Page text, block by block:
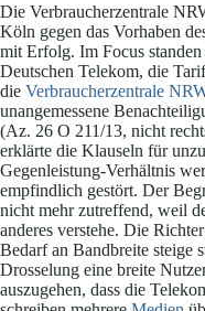
Die Verbraucherzentrale
Köln gegen das Vorhaben
mit Erfolg. Im Focus
Deutschen Telekom, die
die Verbraucherzentrale
unangemessene
(Az. 26 O 211/13, nicht
erklärte die Klauseln für
Gegenleistung-Verhältnis
empfindlich gestört. Der
nicht mehr zutreffend, weil
anderes verstehe. Die
Bedarf an Bandbreite steige
Drosselung eine breite
auszugehen, dass die